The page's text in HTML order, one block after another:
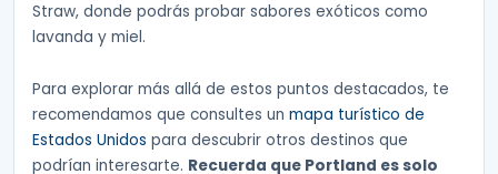
Straw, donde podrás probar sabores exóticos como
lavanda y miel.
Para explorar más allá de estos puntos destacados, te
recomendamos que consultes un mapa turístico de
Estados Unidos para descubrir otros destinos que
podrían interesarte. Recuerda que Portland es solo